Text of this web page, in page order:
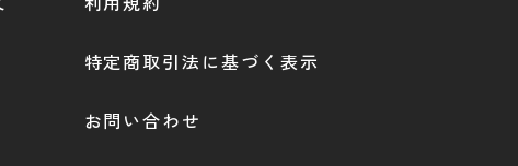
特定商取引法に基づく表示
お問い合わせ